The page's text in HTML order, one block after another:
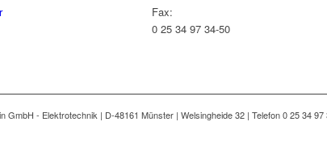
Fax:
0 25 34 97 34-50
GmbH - Elektrotechnik | D-48161 Münster | Welsingheide 32 | Telefon 0 25 34 97